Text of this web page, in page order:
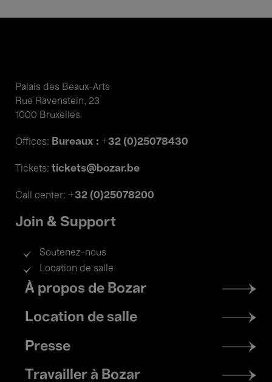
Palais des Beaux-Arts
Rue Ravenstein, 23
1000 Bruxelles
Offices: Bureaux : +32 (0)25078430
Tickets: tickets@bozar.be
Call center: +32 (0)25078200
Join & Support
Soutenez-nous
Location de salle
Footer
menu
À propos de Bozar
Location de salle
Presse
Travailler à Bozar